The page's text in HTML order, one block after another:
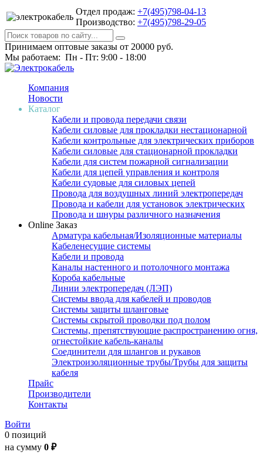
Отдел продаж: +7(495)798-04-13
Производство: +7(495)798-29-05
Принимаем оптовые заказы от 20000 руб.
Мы работаем: Пн - Пт: 9:00 - 18:00
Компания
Новости
Каталог
Кабели и провода передачи связи
Кабели силовые для прокладки нестационарной
Кабели контрольные для электрических приборов
Кабели силовые для стационарной прокладки
Кабели для систем пожарной сигнализации
Кабели для цепей управления и контроля
Кабели судовые для силовых цепей
Провода для воздушных линий электропередач
Провода и кабели для установок электрических
Провода и шнуры различного назначения
Online Заказ
Арматура кабельная/Изоляционные материалы
Кабеленесущие системы
Кабели и провода
Каналы настенного и потолочного монтажа
Короба кабельные
Линии электропередач (ЛЭП)
Системы ввода для кабелей и проводов
Системы защиты шланговые
Системы скрытой проводки под полом
Системы, препятствующие распространению огня,
огнестойкие кабель-каналы
Соединители для шлангов и рукавов
Электроизоляционные трубы/Трубы для защиты
кабеля
Прайс
Производители
Контакты
Войти
0 позиций
на сумму 0 ₽